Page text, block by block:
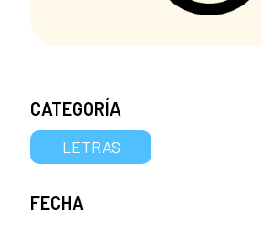
CATEGORÍA
LETRAS
FECHA